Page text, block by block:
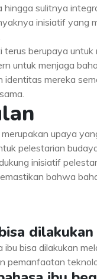
hingga sulitnya
inisiatif yang
terus berupaya
untuk menjaga
identitas mereka
upaya
pelestarian
inisiatif
bahwa
bisa dilakukan
pemanfaatan